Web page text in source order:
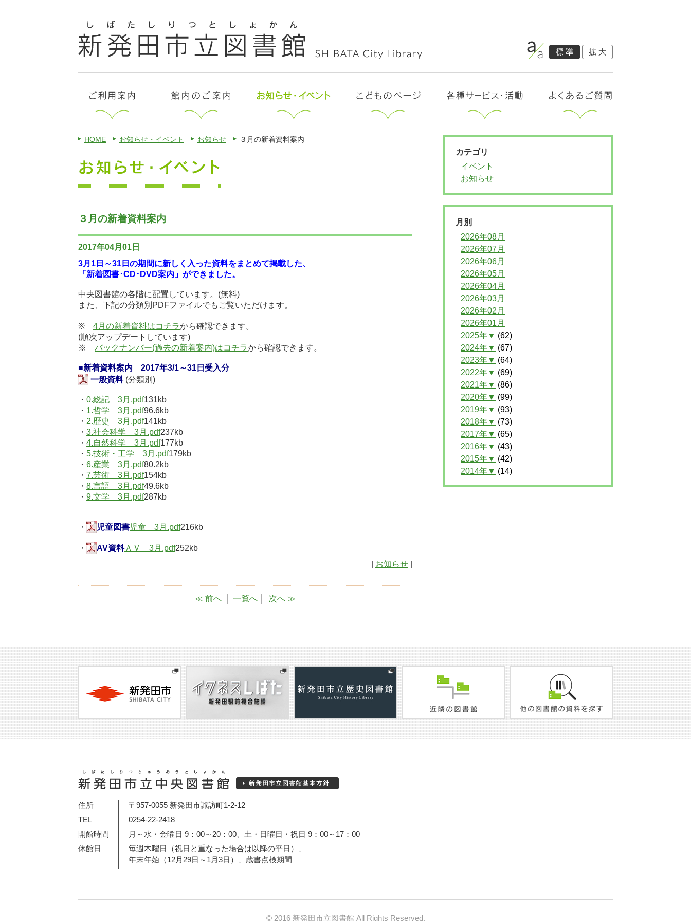
HOME お知らせ・イベント お知らせ ３月の新着資料案内
３月の新着資料案内
2017年04月01日
3月1日～31日の期間に新しく入った資料をまとめて掲載した、
「新着図書･CD･DVD案内」ができました。
中央図書館の各階に配置しています。(無料)
また、下記の分類別PDFファイルでもご覧いただけます。
※ 4月の新着資料はコチラから確認できます。
(順次アップデートしています)
※ バックナンバー(過去の新着案内)はコチラから確認できます。
■新着資料案内 2017年3/1～31日受入分
一般資料(分類別)
・ 0.総記 3月.pdf131kb
・ 1.哲学 3月.pdf96.6kb
・ 2.歴史 3月.pdf141kb
・ 3.社会科学 3月.pdf237kb
・ 4.自然科学 3月.pdf177kb
・ 5.技術・工学 3月.pdf179kb
・ 6.産業 3月.pdf80.2kb
・ 7.芸術 3月.pdf154kb
・ 8.言語 3月.pdf49.6kb
・ 9.文学 3月.pdf287kb
・ 児童図書児童 3月.pdf216kb
・ AV資料ＡＶ 3月.pdf252kb
お知らせ
≪ 前へ 一覧へ 次へ ≫
カテゴリ
イベント
お知らせ
月別
2026年08月
2026年07月
2026年06月
2026年05月
2026年04月
2026年03月
2026年02月
2026年01月
2025年▼ (62)
2024年▼ (67)
2023年▼ (64)
2022年▼ (69)
2021年▼ (86)
2020年▼ (99)
2019年▼ (93)
2018年▼ (73)
2017年▼ (65)
2016年▼ (43)
2015年▼ (42)
2014年▼ (14)
住所
〒957-0055 新発田市諏訪町1-2-12
TEL
0254-22-2418
開館時間
月～水・金曜日 9：00～20：00、土・日曜日・祝日 9：00～17：00
休館日
毎週木曜日（祝日と重なった場合は以降の平日）、
年末年始（12月29日～1月3日）、蔵書点検期間
© 2016 新発田市立図書館 All Rights Reserved.